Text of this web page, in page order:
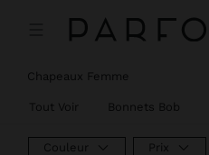
Chapeaux Femme
Tout Voir Bonnets Bob
Couleur Prix